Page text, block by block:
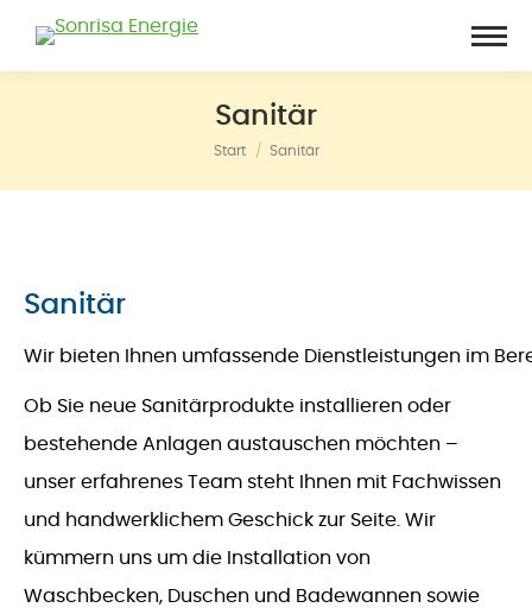
Sanitär
Sie befinden sich hier:
Start Sanitär
Sanitär
Wir bieten Ihnen umfassende Dienstleistungen im
Ob Sie neue Sanitärprodukte installieren oder
bestehende Anlagen austauschen möchten –
unser erfahrenes Team steht Ihnen mit Fachwissen
und handwerklichem Geschick zur Seite. Wir
kümmern uns um die Installation von
Waschbecken, Duschen und Badewannen sowie